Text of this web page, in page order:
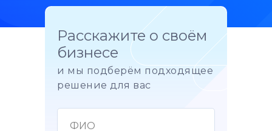
Расскажите о своём
бизнесе
и мы подберём подходящее
решение для вас